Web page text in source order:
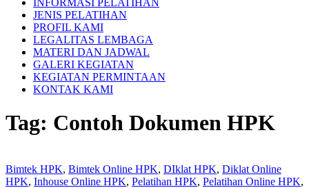
INFORMASI PELATIHAN
JENIS PELATIHAN
PROFIL KAMI
LEGALITAS LEMBAGA
MATERI DAN JADWAL
GALERI KEGIATAN
KEGIATAN PERMINTAAN
KONTAK KAMI
Tag: Contoh Dokumen HPK
Bimtek HPK, Bimtek Online HPK, DIklat HPK, Diklat Online
HPK, Inhouse Online HPK, Pelatihan HPK, Pelatihan Online HPK,